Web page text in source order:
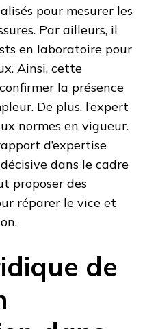
pour mesurer les
Par ailleurs, il
en laboratoire pour
Ainsi, cette
la présence
De plus, l’expert
normes en vigueur.
d’expertise
dans le cadre
proposer des
réparer le vice et
de